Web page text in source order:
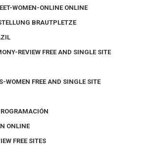
WOMEN-ONLINE ONLINE
BRAUTPLETZE
REVIEW FREE AND SINGLE SITE
WOMEN FREE AND SINGLE SITE
ONLINE
FREE SITES